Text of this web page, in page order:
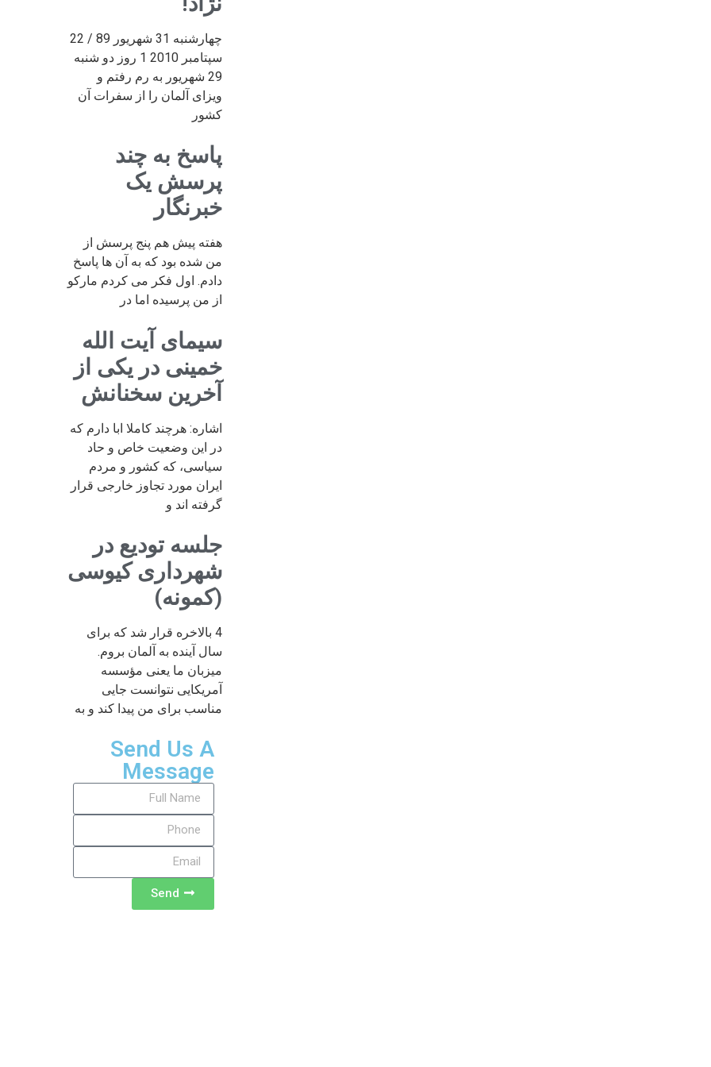
چهارشنبه 31 شهریور 89 / 22
سپتامبر 2010 1 روز دو شنبه
29 شهریور به رم رفتم و
ویزای آلمان را از سفرات آن
کشور
پاسخ به چند
پرسش یک
خبرنگار
هفته پیش هم پنج پرسش از
من شده بود که به آن ها پاسخ
دادم. اول فکر می کردم مارکو
از من پرسیده اما در
سیمای آیت الله
خمینی در یکی از
آخرین سخنانش
اشاره: هرچند کاملا ابا دارم که
در این وضعیت خاص و حاد
سیاسی، که کشور و مردم
ایران مورد تجاوز خارجی قرار
گرفته اند و
جلسه تودیع در
شهرداری کیوسی
(کمونه)
4 بالاخره قرار شد که برای
سال آینده به آلمان بروم.
میزبان ما یعنی مؤسسه
آمریکایی نتوانست جایی
مناسب برای من پیدا کند و به
Send Us A
Message
Send